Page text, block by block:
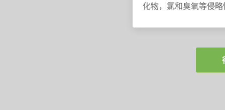
化物，氯和臭氧等侵